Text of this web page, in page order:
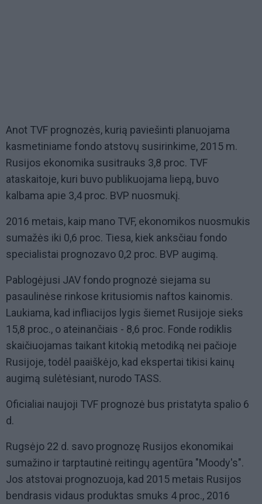
Anot TVF prognozės, kurią paviešinti planuojama
kasmetiniame fondo atstovų susirinkime, 2015 m.
Rusijos ekonomika susitrauks 3,8 proc. TVF
ataskaitoje, kuri buvo publikuojama liepą, buvo
kalbama apie 3,4 proc. BVP nuosmukį.
2016 metais, kaip mano TVF, ekonomikos nuosmukis
sumažės iki 0,6 proc. Tiesa, kiek anksčiau fondo
specialistai prognozavo 0,2 proc. BVP augimą.
Pablogėjusi JAV fondo prognozė siejama su
pasaulinėse rinkose kritusiomis naftos kainomis.
Laukiama, kad infliacijos lygis šiemet Rusijoje sieks
15,8 proc., o ateinančiais - 8,6 proc. Fonde rodiklis
skaičiuojamas taikant kitokią metodiką nei pačioje
Rusijoje, todėl paaiškėjo, kad ekspertai tikisi kainų
augimą sulėtėsiant, nurodo TASS.
Oficialiai naujoji TVF prognozė bus pristatyta spalio 6
d.
Rugsėjo 22 d. savo prognozę Rusijos ekonomikai
sumažino ir tarptautinė reitingų agentūra "Moody's".
Jos atstovai prognozuoja, kad 2015 metais Rusijos
bendrasis vidaus produktas smuks 4 proc., 2016